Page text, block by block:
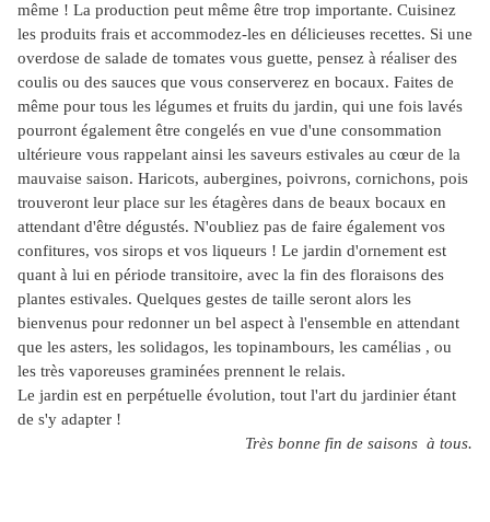
même ! La production peut même être trop importante. Cuisinez
les produits frais et accommodez-les en délicieuses recettes. Si une
overdose de salade de tomates vous guette, pensez à réaliser des
coulis ou des sauces que vous conserverez en bocaux. Faites de
même pour tous les légumes et fruits du jardin, qui une fois lavés
pourront également être congelés en vue d'une consommation
ultérieure vous rappelant ainsi les saveurs estivales au cœur de la
mauvaise saison. Haricots, aubergines, poivrons, cornichons, pois
trouveront leur place sur les étagères dans de beaux bocaux en
attendant d'être dégustés. N'oubliez pas de faire également vos
confitures, vos sirops et vos liqueurs ! Le jardin d'ornement est
quant à lui en période transitoire, avec la fin des floraisons des
plantes estivales. Quelques gestes de taille seront alors les
bienvenus pour redonner un bel aspect à l'ensemble en attendant
que les asters, les solidagos, les topinambours, les camélias , ou
les très vaporeuses graminées prennent le relais.
Le jardin est en perpétuelle évolution, tout l'art du jardinier étant
de s'y adapter !
Très bonne fin de saisons à tous.